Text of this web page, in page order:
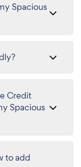
Spacious
Credit
Spacious
to add